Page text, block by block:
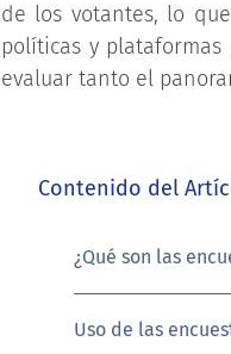
de los votantes, lo
políticas y
evaluar tanto el
Contenido del
¿Qué son las
Uso de las